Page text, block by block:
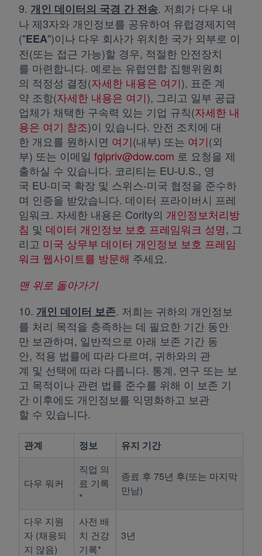
9. 개인 데이터의 국경 간전송. 저희가 다우 내
나 제3자와 개인정보를 공유하여 유럽경제지역
("EEA")이나 다우 회사가 위치한 국가 외부로 이
전(또는 접근 가능)할 경우, 적절한 안전장치
를 마련합니다. 예로는 유럽연합 집행위원회
의 적정성 결정(자세한 내용은 여기새 탭에서 열림
), 표준 계
약 조항(자세한 내용은 여기새 탭에서 열림
), 그리고 일부 공급
업체가 채택한 구속력 있는 기업 규칙(자세한 내
용은 여기 참조새 탭에서 열림
)이 있습니다. 안전 조치에 대
한 개요를 원하시면 여기새 탭에서 열림
(내부) 또는 여기새 탭에서
(외
부) 또는 이메일 fglpriv@dow.com 로 요청을 제
출하실 수 있습니다. 코리티는 EU-U.S., 영
국 EU-미국 확장 및 스위스-미국 협정을 준수하
며 인증을 받았습니다. 데이터 프라이버시 프레
임워크. 자세한 내용은 Cority의 개인정보처리방
침 새 탭에서 열림
및 데이터 개인정보 보호 프레임워크 성명새 탭
, 그
리고 미국 상무부 데이터 개인정보 보호 프레임
워크 웹사이트를 방문해 새 탭에서 열림
주세요.
맨 위로 돌아가기
10. 개인 데이터 보존. 저희는 귀하의 개인정보
를 처리 목적을 충족하는 데 필요한 기간 동안
만 보관하며, 일반적으로 아래 보존 기간 동
안, 적용 법률에 따라 다르며, 귀하와의 관
계 및 선택에 따라 다릅니다. 통계, 연구 또는 보
고 목적이나 관련 법률 준수를 위해 이 보존 기
간 이후에도 개인정보를 익명화하고 보관
할 수 있습니다.
관계 정보 유지 기간
다우 워커
직업 의
료 기록
*
종료 후 75년 후(또는 마지막
만남)
다우 지원
자 (채용되
지 않음)
사전 배
치 건강
기록*
3년